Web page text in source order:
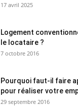
17 avril 2025
Logement
le locataire ?
7 octobre 2016
Pourquoi faut-il faire
pour réaliser votre
29 septembre 2016